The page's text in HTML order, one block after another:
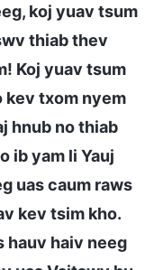
koj yuav tsum
thiab thev
Koj yuav tsum
kev txom nyem
hnub no thiab
ib yam li Yauj
uas caum raws
kev tsim kho.
hauv haiv neeg